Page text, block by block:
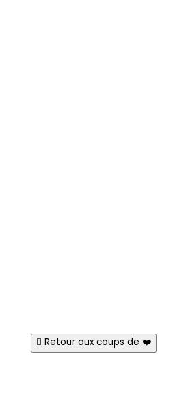
Retour aux coups de ❤️